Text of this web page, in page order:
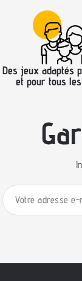
Des jeux adaptés
et pour tous